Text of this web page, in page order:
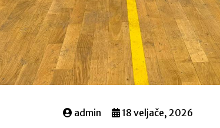
admin 18 veljače, 2026